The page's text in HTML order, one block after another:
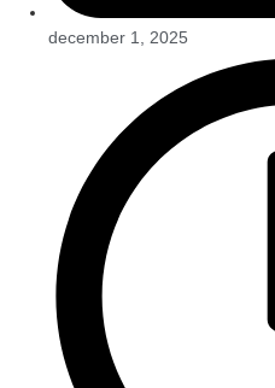
december 1, 2025